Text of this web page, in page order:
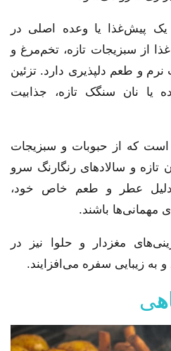
پیش‌غذا یا وعده اصلی در
از سبزیجات تازه، تخم‌مرغ و
نرم و طعم دلپذیری دارد. تزئین
یا نان سنگک تازه، جذابیت
است که از حبوبات و سبزیجات
تازه و سالادهای رنگارنگ سرو
دلیل عطر و طعم خاص خود،
مهمانی‌ها باشند.
مغزدار و حلوا نیز در
به زیبایی سفره می‌افزایند.
ی